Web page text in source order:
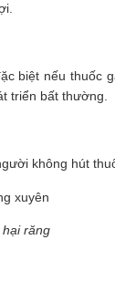
biệt nếu thuốc
triển bất thường.
không hút
răng